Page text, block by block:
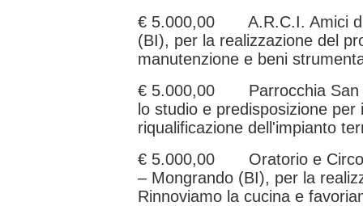
€ 5.000,00 A.R.C.I. Amici di
(BI), per la realizzazione del
manutenzione e beni
€ 5.000,00 Parrocchia San
lo studio e predisposizione per
riqualificazione dell'impianto
€ 5.000,00 Oratorio e
– Mongrando (BI), per la
Rinnoviamo la cucina e